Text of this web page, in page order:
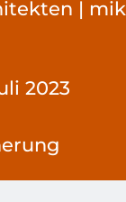
| mik
2023